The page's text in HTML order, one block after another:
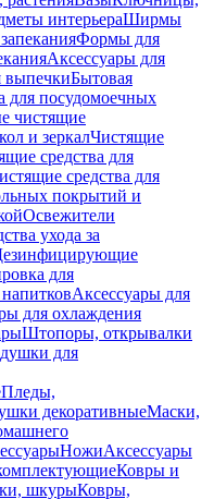
интерьераШирмы
Формы для
Аксессуары для
выпечкиБытовая
для посудомоечных
чистящие
и зеркалЧистящие
средства для
средства для
покрытий и
Освежители
ухода за
для
Аксессуары для
для охлаждения
Штопоры, открывалки
для
Пледы,
декоративныеМаски,
НожиАксессуары
Ковры и
шкурыКовры,